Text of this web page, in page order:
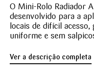
O Mini-Rolo Radiador
desenvolvido para a
locais de difícil
uniforme e sem
Ver a descrição completa